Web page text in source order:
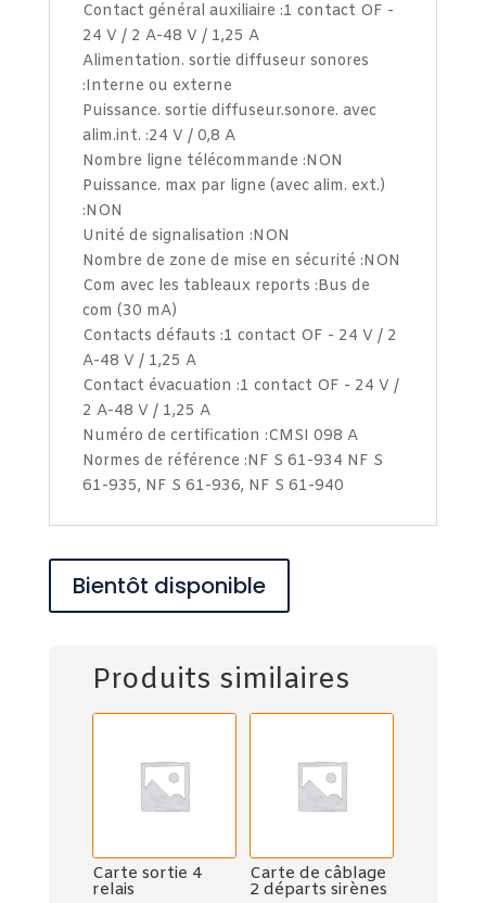
Contact général auxiliaire :1 contact OF -
24 V / 2 A-48 V / 1,25 A
Alimentation. sortie diffuseur sonores
:Interne ou externe
Puissance. sortie diffuseur.sonore. avec
alim.int. :24 V / 0,8 A
Nombre ligne télécommande :NON
Puissance. max par ligne (avec alim. ext.)
:NON
Unité de signalisation :NON
Nombre de zone de mise en sécurité :NON
Com avec les tableaux reports :Bus de
com (30 mA)
Contacts défauts :1 contact OF - 24 V / 2
A-48 V / 1,25 A
Contact évacuation :1 contact OF - 24 V /
2 A-48 V / 1,25 A
Numéro de certification :CMSI 098 A
Normes de référence :NF S 61-934 NF S
61-935, NF S 61-936, NF S 61-940
Bientôt disponible
Produits similaires
Carte sortie 4
relais
Carte de câblage
2 départs sirènes